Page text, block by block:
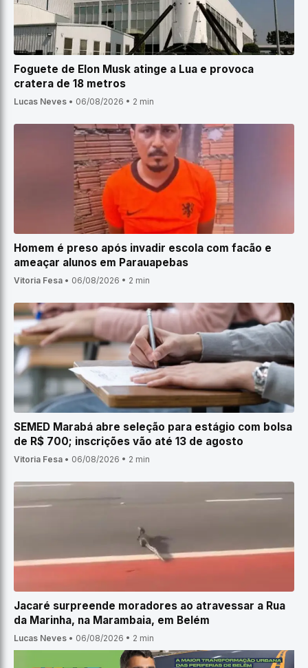
Foguete de Elon Musk atinge a Lua e provoca
cratera de 18 metros
Lucas Neves • 06/08/2026 • 2 min
Homem é preso após invadir escola com facão e
ameaçar alunos em Parauapebas
Vitoria Fesa • 06/08/2026 • 2 min
SEMED Marabá abre seleção para estágio com bolsa
de R$ 700; inscrições vão até 13 de agosto
Vitoria Fesa • 06/08/2026 • 2 min
Jacaré surpreende moradores ao atravessar a Rua
da Marinha, na Marambaia, em Belém
Lucas Neves • 06/08/2026 • 2 min